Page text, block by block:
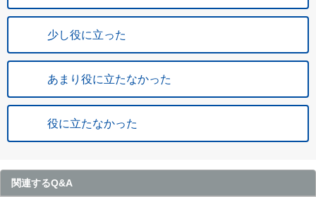
少し役に立った
あまり役に立たなかった
役に立たなかった
関連するQ&A